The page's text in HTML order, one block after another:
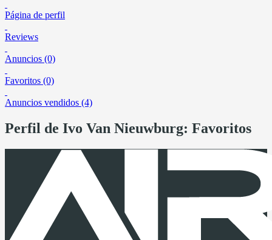
Página de perfil
Reviews
Anuncios (0)
Favoritos (0)
Anuncios vendidos (4)
Perfil de Ivo Van Nieuwburg: Favoritos